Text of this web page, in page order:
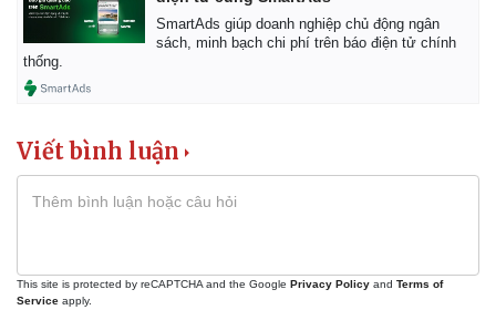
Bất động sản
Khởi nghiệp
Giá vàng
Tiêu dùng
SmartAds giúp doanh nghiệp chủ động ngân
sách, minh bạch chi phí trên báo điện tử chính
thống.
Viết bình luận
This site is protected by reCAPTCHA and the Google Privacy Policy and Terms of
Service apply.